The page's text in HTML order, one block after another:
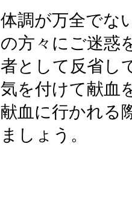
体調が万全でな
の方々にご迷惑
者として反省し
気を付けて献血
献血に行かれる
ましょう。